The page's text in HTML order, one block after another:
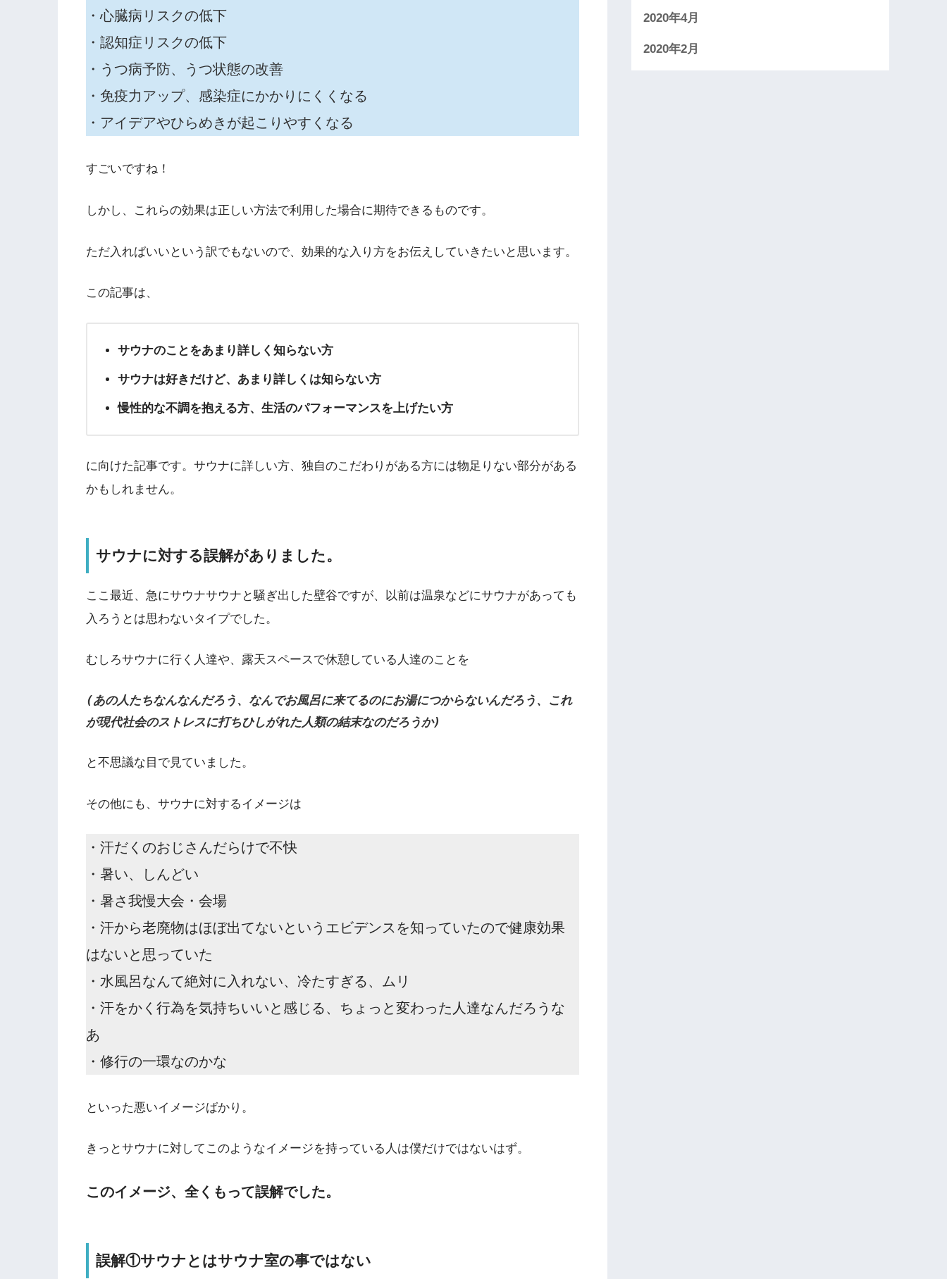
・心臓病リスクの低下
・認知症リスクの低下
・うつ病予防、うつ状態の改善
・免疫力アップ、感染症にかかりにくくなる
・アイデアやひらめきが起こりやすくなる
すごいですね！
しかし、これらの効果は正しい方法で利用した場合に期待できるものです。
ただ入ればいいという訳でもないので、効果的な入り方をお伝えしていきたいと思います。
この記事は、
サウナのことをあまり詳しく知らない方
サウナは好きだけど、あまり詳しくは知らない方
慢性的な不調を抱える方、生活のパフォーマンスを上げたい方
に向けた記事です。サウナに詳しい方、独自のこだわりがある方には物足りない部分がある
かもしれません。
サウナに対する誤解がありました。
ここ最近、急にサウナサウナと騒ぎ出した壁谷ですが、以前は温泉などにサウナがあっても
入ろうとは思わないタイプでした。
むしろサウナに行く人達や、露天スペースで休憩している人達のことを
(あの人たちなんなんだろう、なんでお風呂に来てるのにお湯につからないんだろう、これ
が現代社会のストレスに打ちひしがれた人類の結末なのだろうか)
と不思議な目で見ていました。
その他にも、サウナに対するイメージは
・汗だくのおじさんだらけで不快
・暑い、しんどい
・暑さ我慢大会・会場
・汗から老廃物はほぼ出てないというエビデンスを知っていたので健康効果
はないと思っていた
・水風呂なんて絶対に入れない、冷たすぎる、ムリ
・汗をかく行為を気持ちいいと感じる、ちょっと変わった人達なんだろうな
あ
・修行の一環なのかな
といった悪いイメージばかり。
きっとサウナに対してこのようなイメージを持っている人は僕だけではないはず。
このイメージ、全くもって誤解でした。
誤解①サウナとはサウナ室の事ではない
2020年4月
2020年2月